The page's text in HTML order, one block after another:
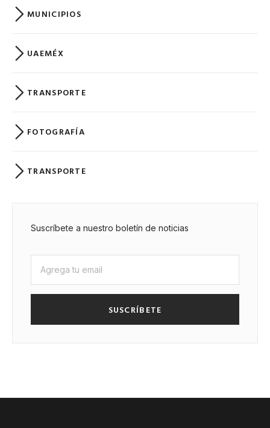
MUNICIPIOS
UAEMÉX
TRANSPORTE
FOTOGRAFÍA
TRANSPORTE
Suscríbete a nuestro boletín de noticias
SUSCRÍBETE